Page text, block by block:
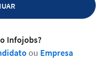
Infojobs?
ou Empresa